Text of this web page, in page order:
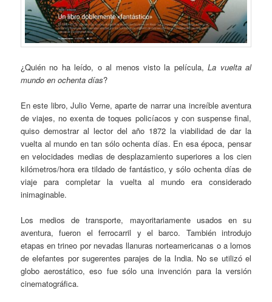
¿Quién no ha leído, o al menos visto la película,La vuelta al
mundo en ochenta días?
En este libro, Julio Verne, aparte de narrar una increíble aventura
de viajes, no exenta de toques policíacos y con suspense final,
quiso demostrar al lector del año 1872 la viabilidad de dar la
vuelta al mundo en tan sólo ochenta días. En esa época, pensar
en velocidades medias de desplazamiento superiores a los cien
kilómetros/hora era tildado de fantástico, y sólo ochenta días de
viaje para completar la vuelta al mundo era considerado
inimaginable.
Los medios de transporte, mayoritariamente usados en su
aventura, fueron el ferrocarril y el barco. También introdujo
etapas en trineo por nevadas llanuras norteamericanas o a lomos
de elefantes por sugerentes parajes de la India. No se utilizó el
globo aerostático, eso fue sólo una invención para la versión
cinematográfica.